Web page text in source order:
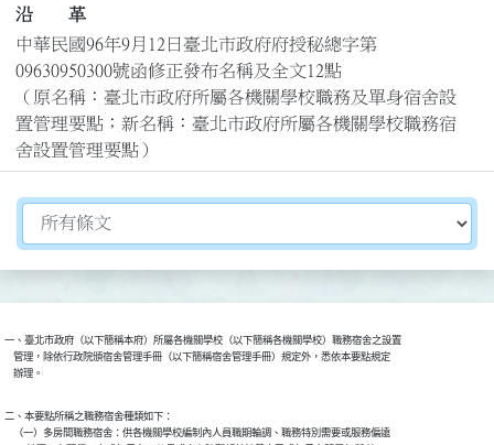
沿 革
中華民國96年9月12日臺北市政府府授秘總字第
09630950300號函修正發布名稱及全文12點
（原名稱：臺北市政府所屬各機關學校職務及單身宿舍設
置管理要點；新名稱：臺北市政府所屬各機關學校職務宿
舍設置管理要點）
切換選擇法規資訊內容
一、臺北市政府（以下簡稱本府）所屬各機關學校（以下簡稱各機關學校）職務宿舍之設置
    管理，除依行政院頒宿舍管理手冊（以下簡稱宿舍管理手冊）規定外，悉依本要點規定
    辦理。
二、本要點所稱之職務宿舍種類如下：
    （一）多房間職務宿舍：供各機關學校編制內人員職期輪調、職務特別需要或服務偏遠